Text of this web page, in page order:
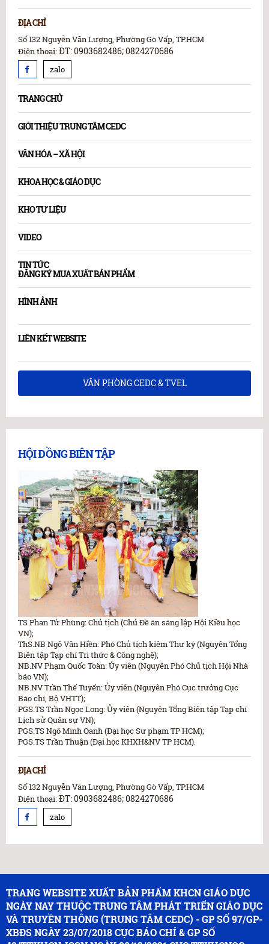
ĐỊA CHỈ
Số 132 Nguyễn Văn Lượng, Phường Gò Vấp, TP.HCM
Điện thoại:ĐT: 0903682486; 0824270686
zalo
TRANG CHỦ
GIỚI THIỆU TRUNG TÂM CEDC
VĂN HÓA – XÃ HỘI
KHOA HỌC & GIÁO DỤC
KHO TƯ LIỆU
VIDEO
TIN TỨC
ĐĂNG KÝ MUA XUẤT BẢN PHẨM
HÌNH ẢNH
LIÊN KẾT WEBSITE
VĂN PHÒNG CEDC & TVEL
HỘI ĐỒNG BIÊN TẬP
TS Phan Tử Phùng: Chủ tịch (Chủ Đề án sáng lập Hội Kiều học
VN);
ThS.NB Ngô Văn Hiền: Phó Chủ tịch kiêm Thư ký (Nguyên Tổng
Biên tập Tạp chí Tri thức & Công nghệ);
NB.NV Phạm Quốc Toàn: Ủy viên (Nguyên Phó Chủ tịch Hội Nhà
báo VN);
NB.NV Trần Thế Tuyển: Ủy viên (Nguyên Phó Cục trưởng Cục
Báo chí, Bộ VHTT);
PGS.TS Trần Ngọc Long: Ủy viên (Nguyên Tổng Biên tập Tạp chí
Lịch sử Quân sự VN);
PGS.TS Ngô Minh Oanh (Đại học Sư phạm TP HCM);
PGS.TS Trần Thuận (Đại học KHXH&NV TP HCM).
ĐỊA CHỈ
Số 132 Nguyễn Văn Lượng, Phường Gò Vấp, TP.HCM
Điện thoại:ĐT: 0903682486; 0824270686
zalo
TRANG WEBSITE XUẤT BẢN PHẨM KHCN GIÁO DỤC
NGÀY NAY THUỘC TRUNG TÂM PHÁT TRIỂN GIÁO DỤC
VÀ TRUYỀN THÔNG (TRUNG TÂM CEDC) - GP SỐ 97/GP-
XBĐS NGÀY 23/07/2018 CỤC BÁO CHÍ & GP SỐ